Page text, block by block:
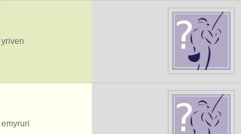
yriven
emyruri